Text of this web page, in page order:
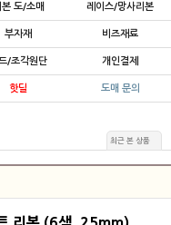
본 도/소매 레이스/망사리본
부자재 비즈재료
/조각원단 개인결제
핫딜 도매 문의
최근 본 상품
리본 (6색, 25mm)